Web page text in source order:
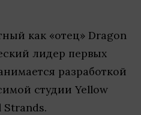
как «отец» Dragon
лидер первых
разработкой
студии Yellow
Strands.